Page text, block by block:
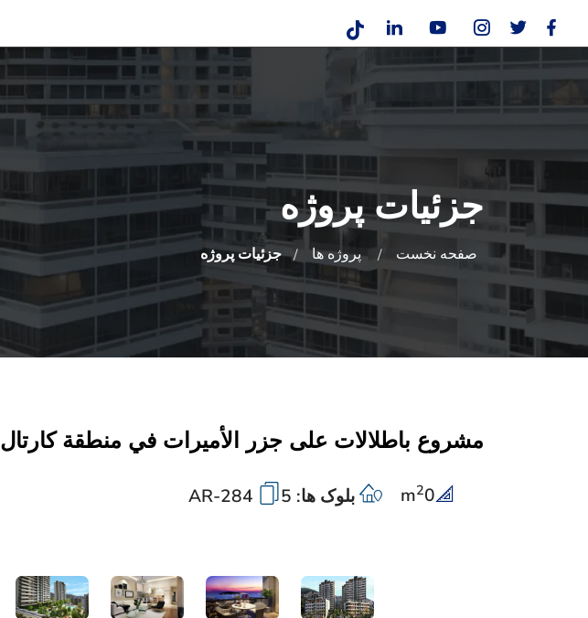
جزئیات پروژه
صفحه نخست پروژه ها جزئیات پروژه
مشروع باطلالات على جزر الأميرات في منطقة كارتال
0
m2 بلوک ها: 5